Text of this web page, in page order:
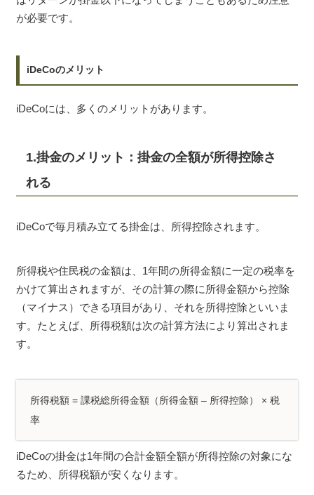
が必要です。
iDeCoのメリット
iDeCoには、多くのメリットがあります。
1.掛金のメリット：掛金の全額が所得控除さ
れる
iDeCoで毎月積み立てる掛金は、所得控除されます。
所得税や住民税の金額は、1年間の所得金額に一定の税率を
かけて算出されますが、その計算の際に所得金額から控除
（マイナス）できる項目があり、それを所得控除といいま
す。たとえば、所得税額は次の計算方法により算出されま
す。
所得税額 = 課税総所得金額（所得金額 – 所得控除） × 税
率
iDeCoの掛金は1年間の合計金額全額が所得控除の対象にな
るため、所得税額が安くなります。